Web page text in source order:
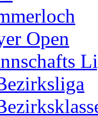
Open